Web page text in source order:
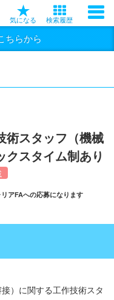
気になる 検索履歴
ちらから
術スタッフ（機械
スタイム制あり
リアFAへの応募になります
）に関する工作技術スタ